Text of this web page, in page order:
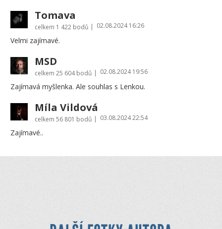
Tomava
celkem 1 422 bodů | 02.08.2024 16:26
Velmi zajímavé.
MSD
celkem 25 604 bodů | 02.08.2024 19:56
Zajímavá myšlenka. Ale souhlas s Lenkou.
Míla Vildová
celkem 56 801 bodů | 03.08.2024 22:54
Zajímavé..